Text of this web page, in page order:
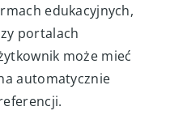
edukacyjnych,
portalach
może mieć
automatycznie